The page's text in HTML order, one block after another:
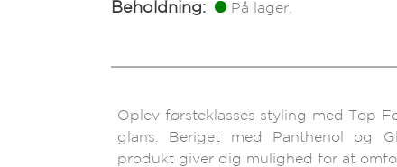
Beholdning: På lager.
Oplev førsteklasses styling med Top
glans. Beriget med Panthenol og
produkt giver dig mulighed for at